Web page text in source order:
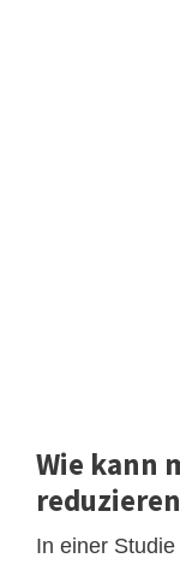
Wie kann
In einer